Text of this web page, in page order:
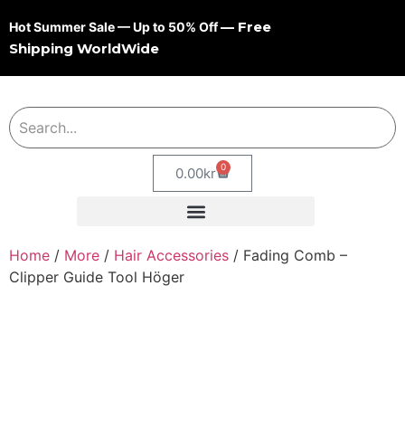
Hot Summer Sale — Up to 50% Off— Free
Shipping WorldWide
0.00kr 0
Home / More / Hair Accessories / Fading Comb –
Clipper Guide Tool Höger